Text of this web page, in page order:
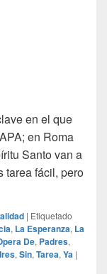
en el que
en Roma
Santo van a
tarea fácil, pero
| Etiquetado
, La Esperanza, La
De, Padres,
, Sin, Tarea, Ya |